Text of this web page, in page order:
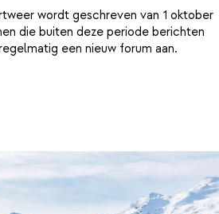
wordt geschreven van 1 oktober
die buiten deze periode berichten
een nieuw forum aan.